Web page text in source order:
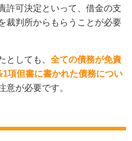
許可決定といって、借金の支
裁判所からもらうことが必要
としても、 全ての債務が免責
項但書に書かれた債務につい
意が必要です。